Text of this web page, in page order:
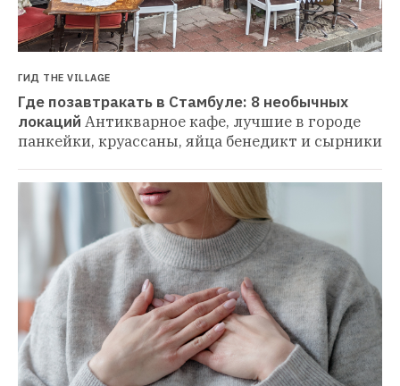
ГИД THE VILLAGE
Где позавтракать в Стамбуле: 8 необычных
локаций Антикварное кафе, лучшие в городе
панкейки, круассаны, яйца бенедикт и сырники